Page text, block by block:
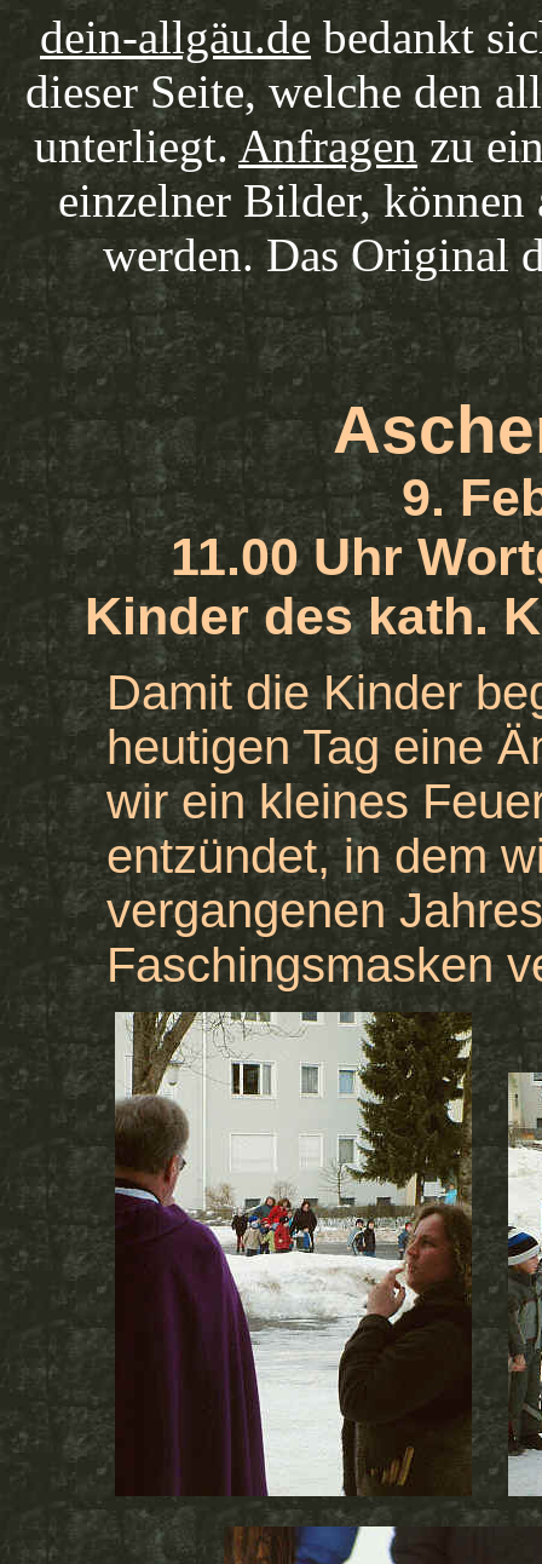
dein-allgäu.de bedankt
dieser Seite, welche den
unterliegt.Anfragen zu
einzelner Bilder,
werden. Das Original
9.
11.00 Uhr
Kinder des kath.
Damit die Kinder
heutigen Tag eine
wir ein kleines
entzündet, in dem
vergangenen
Faschingsmasken